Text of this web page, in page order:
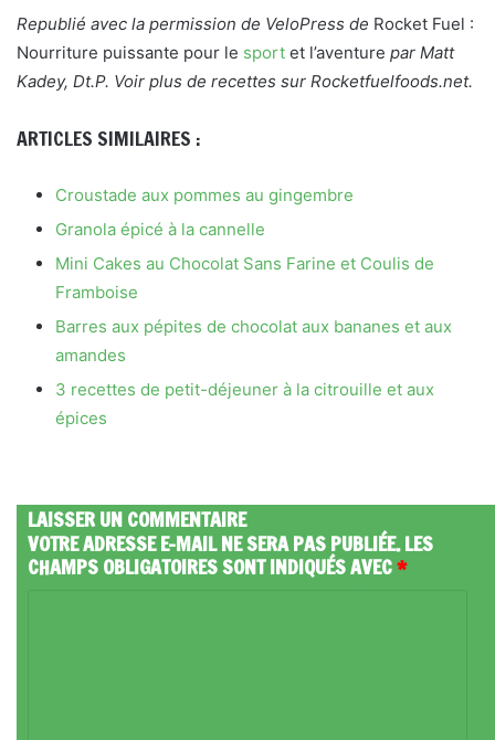
Republié avec la permission de VeloPress de Rocket Fuel :
Nourriture puissante pour le sport et l’aventure par Matt
Kadey, Dt.P. Voir plus de recettes sur Rocketfuelfoods.net.
ARTICLES SIMILAIRES :
Croustade aux pommes au gingembre
Granola épicé à la cannelle
Mini Cakes au Chocolat Sans Farine et Coulis de
Framboise
Barres aux pépites de chocolat aux bananes et aux
amandes
3 recettes de petit-déjeuner à la citrouille et aux
épices
LAISSER UN COMMENTAIRE
VOTRE ADRESSE E-MAIL NE SERA PAS PUBLIÉE.LES
CHAMPS OBLIGATOIRES SONT INDIQUÉS AVEC*